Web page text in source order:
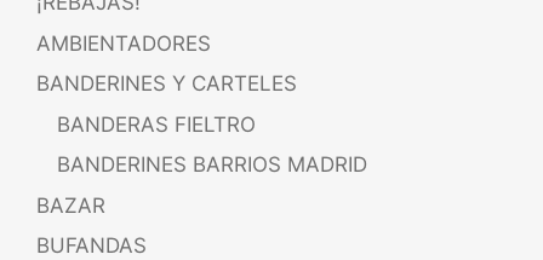
AMBIENTADORES
BANDERINES Y CARTELES
BANDERAS FIELTRO
BANDERINES BARRIOS MADRID
BAZAR
BUFANDAS